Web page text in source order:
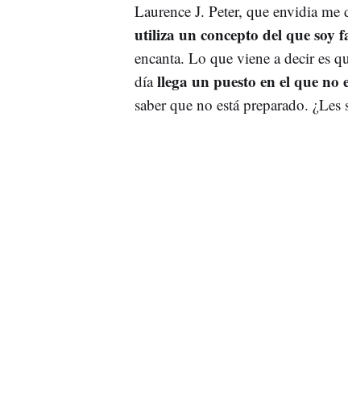
Laurence J. Peter, que envidia
utiliza un concepto del que soy
encanta. Lo que viene a decir es
díallega un puesto en el que no
saber que no está preparado. ¿Les